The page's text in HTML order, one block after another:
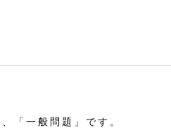
「一般問題」です。